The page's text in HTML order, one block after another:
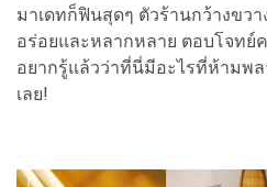
มาเดทก็ฟินสุดๆ ตัวร้านกว้างขว
อร่อยและหลากหลาย ตอบโจท
อยากรู้แล้วว่าที่นี่มีอะไรที่ห้ามพ
เลย!